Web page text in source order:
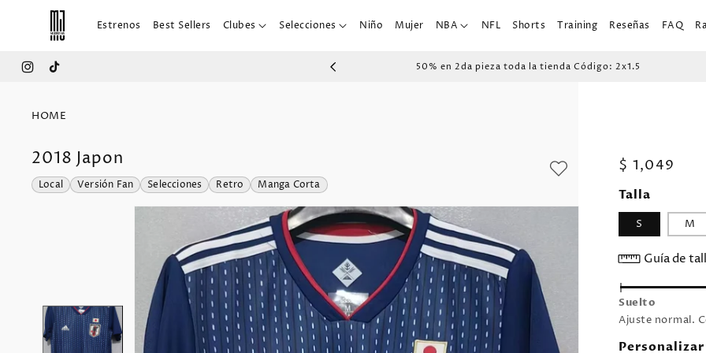
DIRECTAMENTE
AL CONTENIDOEstrenos Best Sellers Clubes Selecciones Niño Mujer NBA NFL Shorts Training Reseñas FAQ
Instagram
TikTok 50% en 2da pieza toda la tienda Código: 2x1.5
HOME
2018 Japon
Local Versión Fan Selecciones Retro Manga Corta
IR
INFORMACIÓN
PRODUCTO
Precio
habitual
$ 1,049
Talla
S M
Guía de
Suelto
Ajuste normal.
Personalizar